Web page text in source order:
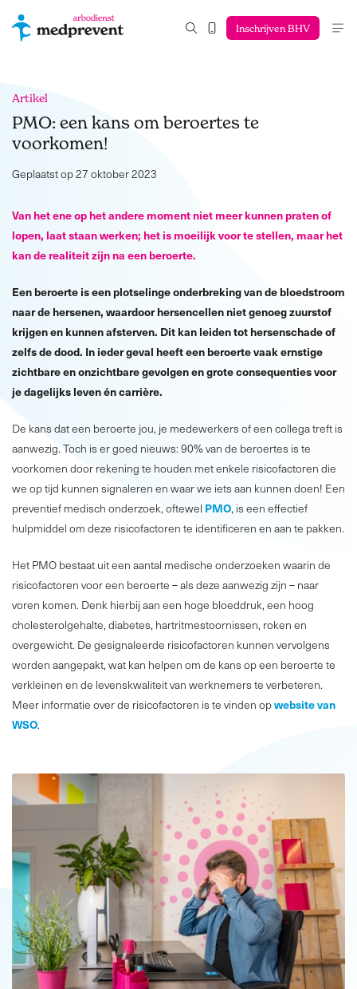
Inschrijven BHV
Artikel
PMO: een kans om beroertes te
voorkomen!
Geplaatst op 27 oktober 2023
Van het ene op het andere moment niet meer kunnen praten of
lopen, laat staan werken; het is moeilijk voor te stellen, maar het
kan de realiteit zijn na een beroerte.
Een beroerte is een plotselinge onderbreking van de bloedstroom
naar de hersenen, waardoor hersencellen niet genoeg zuurstof
krijgen en kunnen afsterven. Dit kan leiden tot hersenschade of
zelfs de dood. In ieder geval heeft een beroerte vaak ernstige
zichtbare en onzichtbare gevolgen en grote consequenties voor
je dagelijks leven én carrière.
De kans dat een beroerte jou, je medewerkers of een collega treft is
aanwezig. Toch is er goed nieuws: 90% van de beroertes is te
voorkomen door rekening te houden met enkele risicofactoren die
we op tijd kunnen signaleren en waar we iets aan kunnen doen! Een
preventief medisch onderzoek, oftewel PMO, is een effectief
hulpmiddel om deze risicofactoren te identificeren en aan te pakken.
Het PMO bestaat uit een aantal medische onderzoeken waarin de
risicofactoren voor een beroerte – als deze aanwezig zijn – naar
voren komen. Denk hierbij aan een hoge bloeddruk, een hoog
cholesterolgehalte, diabetes, hartritmestoornissen, roken en
overgewicht. De gesignaleerde risicofactoren kunnen vervolgens
worden aangepakt, wat kan helpen om de kans op een beroerte te
verkleinen en de levenskwaliteit van werknemers te verbeteren.
Meer informatie over de risicofactoren is te vinden opwebsite van
WSO.